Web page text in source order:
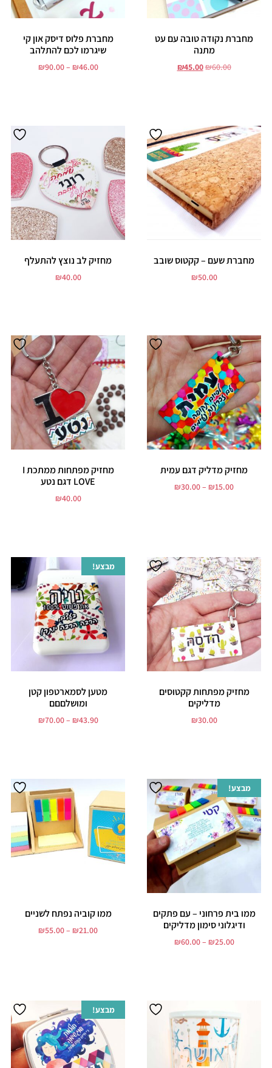
מחברת נקודה טובה עם עט
מתנה
₪60.00
₪45.00
מחברת פלוס דיסק און קי
שיגרמו לכם להתלהב
₪46.00
–
₪90.00
מחברת שעם – קקטוס שובב
₪50.00
מחזיק לב נוצץ להתעלף
₪40.00
מחזיק מדליק דגם עמית
₪15.00
–
₪30.00
מחזיק מפתחות ממתכת I
LOVE דגם נטע
₪40.00
מחזיק מפתחות קקטוסים
מדליקים
₪30.00
מבצע!
מטען לסמארטפון קטן
ומושלםםם
₪43.90
–
₪70.00
מבצע!
ממו בית פרחוני – עם פתקים
ודיגלוני סימון מדליקים
₪25.00
–
₪60.00
ממו קוביה נפתח לשניים
₪21.00
–
₪55.00
מבצע!